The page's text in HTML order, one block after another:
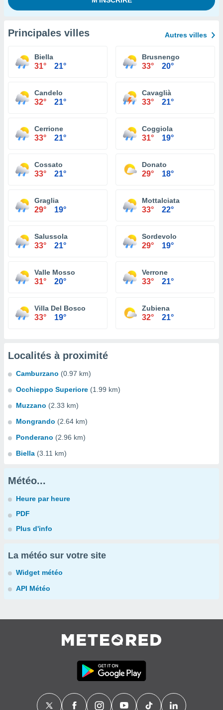
Principales villes Autres villes
Biella
31° 21°
Brusnengo
33° 20°
Candelo
32° 21°
Cavaglià
33° 21°
Cerrione
33° 21°
Coggiola
31° 19°
Cossato
33° 21°
Donato
29° 18°
Graglia
29° 19°
Mottalciata
33° 22°
Salussola
33° 21°
Sordevolo
29° 19°
Valle Mosso
31° 20°
Verrone
33° 21°
Villa Del Bosco
33° 19°
Zubiena
32° 21°
Localités à proximité
Camburzano (0.97 km)
Occhieppo Superiore (1.99 km)
Muzzano (2.33 km)
Mongrando (2.64 km)
Ponderano (2.96 km)
Biella (3.11 km)
Météo...
Heure par heure
PDF
Plus d'info
La météo sur votre site
Widget météo
API Météo